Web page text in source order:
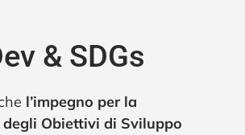
& SDGs
l’impegno per la
Obiettivi di Sviluppo